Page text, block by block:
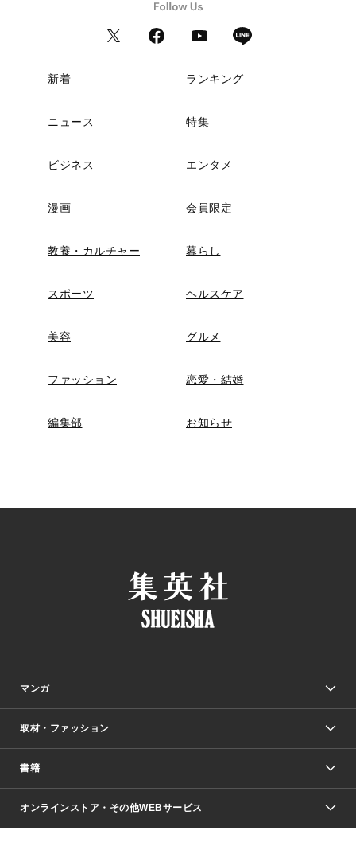
新着 ランキング
ニュース 特集
ビジネス エンタメ
漫画 会員限定
教養・カルチャー 暮らし
スポーツ ヘルスケア
美容 グルメ
ファッション 恋愛・結婚
編集部 お知らせ
マンガ
少年マンガ
Vジャンプ
週刊ヤングジャンプ
少女マンガ
取材・ファッション
Seventeen
芸能・情報・スポーツ
書籍
文芸・文庫・総合
オンラインストア・その他WEBサービス